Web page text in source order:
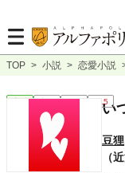
TOP > 小説 > 恋愛小説
完結 短編 R15い
豆狸
（